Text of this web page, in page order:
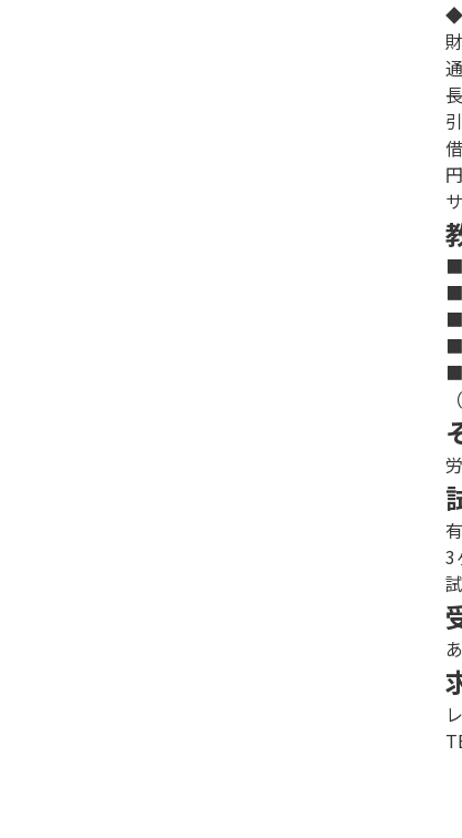
◆
■
■
■
■
3